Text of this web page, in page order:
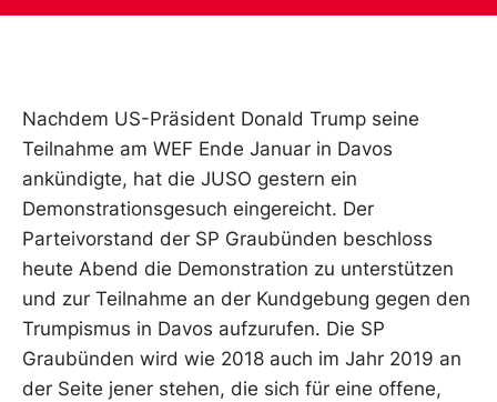
Nachdem US-Präsident Donald Trump seine
Teilnahme am WEF Ende Januar in Davos
ankündigte, hat die JUSO gestern ein
Demonstrationsgesuch eingereicht. Der
Parteivorstand der SP Graubünden beschloss
heute Abend die Demonstration zu unterstützen
und zur Teilnahme an der Kundgebung gegen den
Trumpismus in Davos aufzurufen. Die SP
Graubünden wird wie 2018 auch im Jahr 2019 an
der Seite jener stehen, die sich für eine offene,